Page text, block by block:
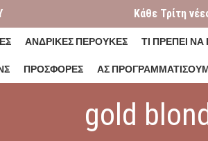
Κάθε Τρίτη
ΑΝΔΡΙΚΕΣ ΠΕΡΟΥΚΕΣ ΤΙ ΠΡΕΠΕΙ ΝΑ
ΠΡΟΣΦΟΡΕΣ ΑΣ
gold